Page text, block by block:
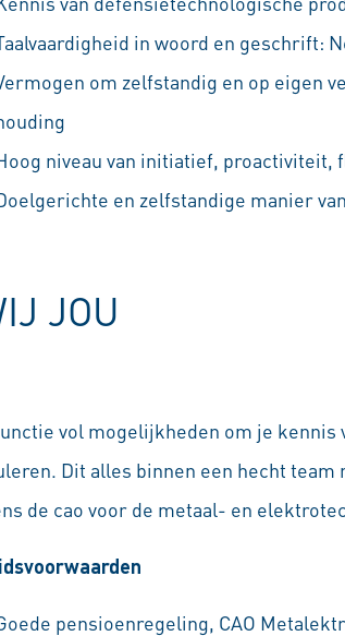
in woord en geschrift:
om zelfstandig en op eigen
niveau van initiatief,
en zelfstandige manier
JOU
vol mogelijkheden om je
Dit alles binnen een hecht
de cao voor de metaal- en
pensioenregeling, CAO